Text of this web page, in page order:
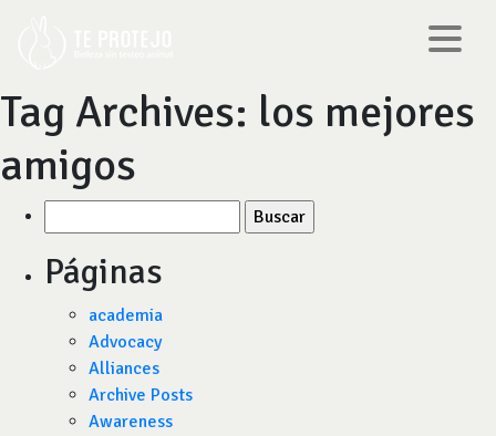
Tag Archives: los mejores
amigos
por:
Páginas
academia
Advocacy
Alliances
Archive Posts
Awareness